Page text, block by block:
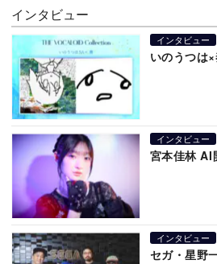
インタビュー
インタビュー
いのうつは
インタビュー
宮本佳林 AI
インタビュー
セガ・星野